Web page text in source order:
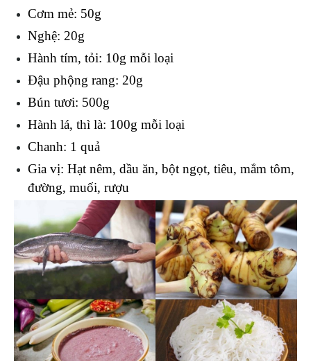
Cơm mẻ: 50g
Nghệ: 20g
Hành tím, tỏi: 10g mỗi loại
Đậu phộng rang: 20g
Bún tươi: 500g
Hành lá, thì là: 100g mỗi loại
Chanh: 1 quả
Gia vị: Hạt nêm, dầu ăn, bột ngọt, tiêu, mắm tôm,
đường, muối, rượu